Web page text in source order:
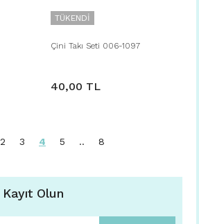
TÜKENDİ
Çini Takı Seti 006-1097
40,00 TL
2 3 4 5 .. 8
Olun